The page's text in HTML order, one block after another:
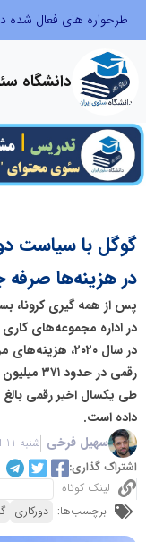
دانشگاه
گوگل با سیاست
در هزینه‌ها
پس از همه گیری کرونا،
در اداره مجموعه‌های
در سال ۲۰۲۰،‌
رقمی در
طی یکسال اخیر رقمی
داده است.
سهیل فرخی شنبه 11 اردیبهشت 1400 - 10:15
اشتراک گذاری:
لینک کوتاه
برچسب‌ها: دورکاری